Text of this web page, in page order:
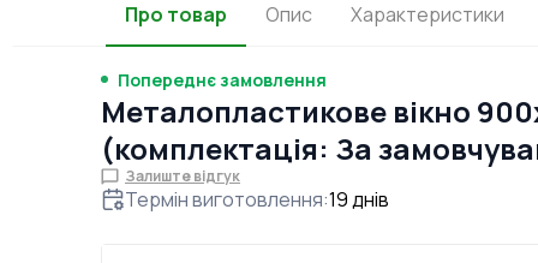
Про товар Опис Характеристики
Попереднє замовлення
Металопластикове вікно
(комплектація: За
Залиште відгук
Термін виготовлення:19днів